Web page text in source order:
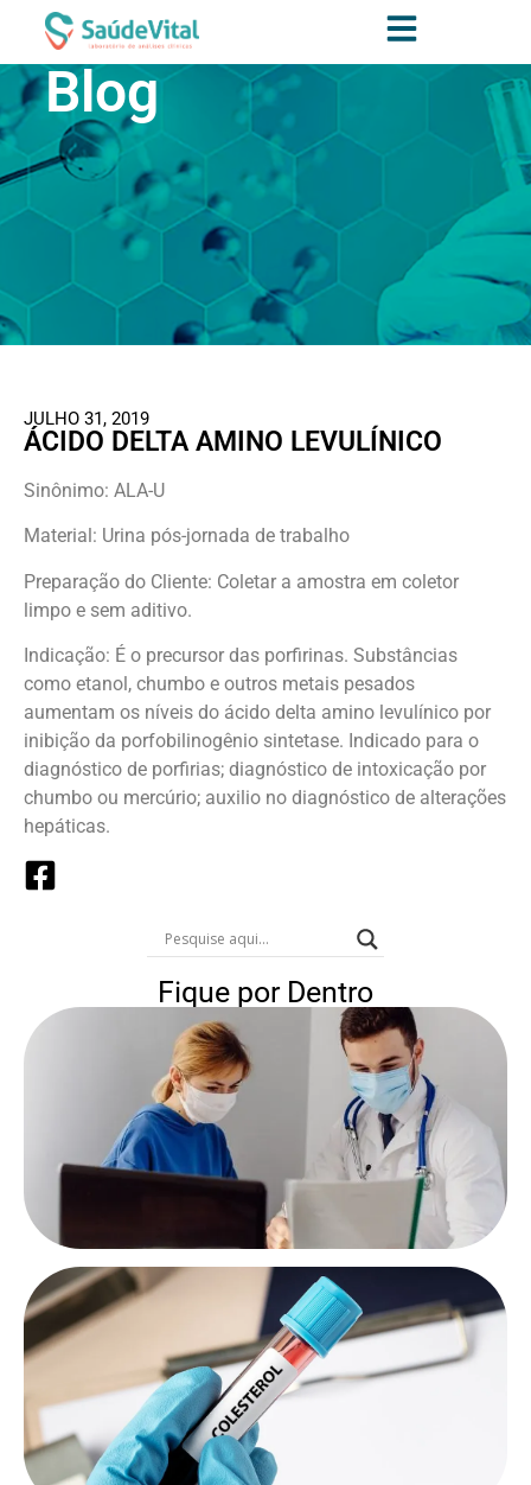
Blog
JULHO 31, 2019
ÁCIDO DELTA AMINO LEVULÍNICO
Sinônimo: ALA-U
Material: Urina pós-jornada de trabalho
Preparação do Cliente: Coletar a amostra em coletor
limpo e sem aditivo.
Indicação: É o precursor das porfirinas. Substâncias
como etanol, chumbo e outros metais pesados
aumentam os níveis do ácido delta amino levulínico por
inibição da porfobilinogênio sintetase. Indicado para o
diagnóstico de porfirias; diagnóstico de intoxicação por
chumbo ou mercúrio; auxilio no diagnóstico de alterações
hepáticas.
Fique por Dentro